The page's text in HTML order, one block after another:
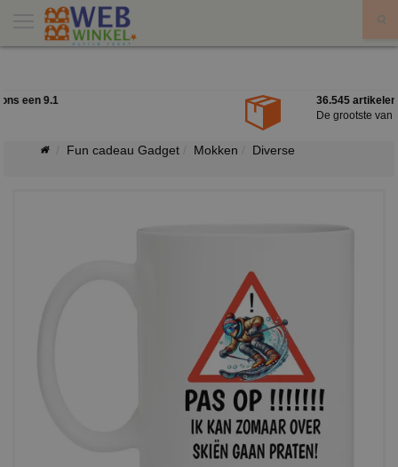
36.545 artikelen uit voorraad leverbaar
Fun cadeau Gadget Mokken Diverse